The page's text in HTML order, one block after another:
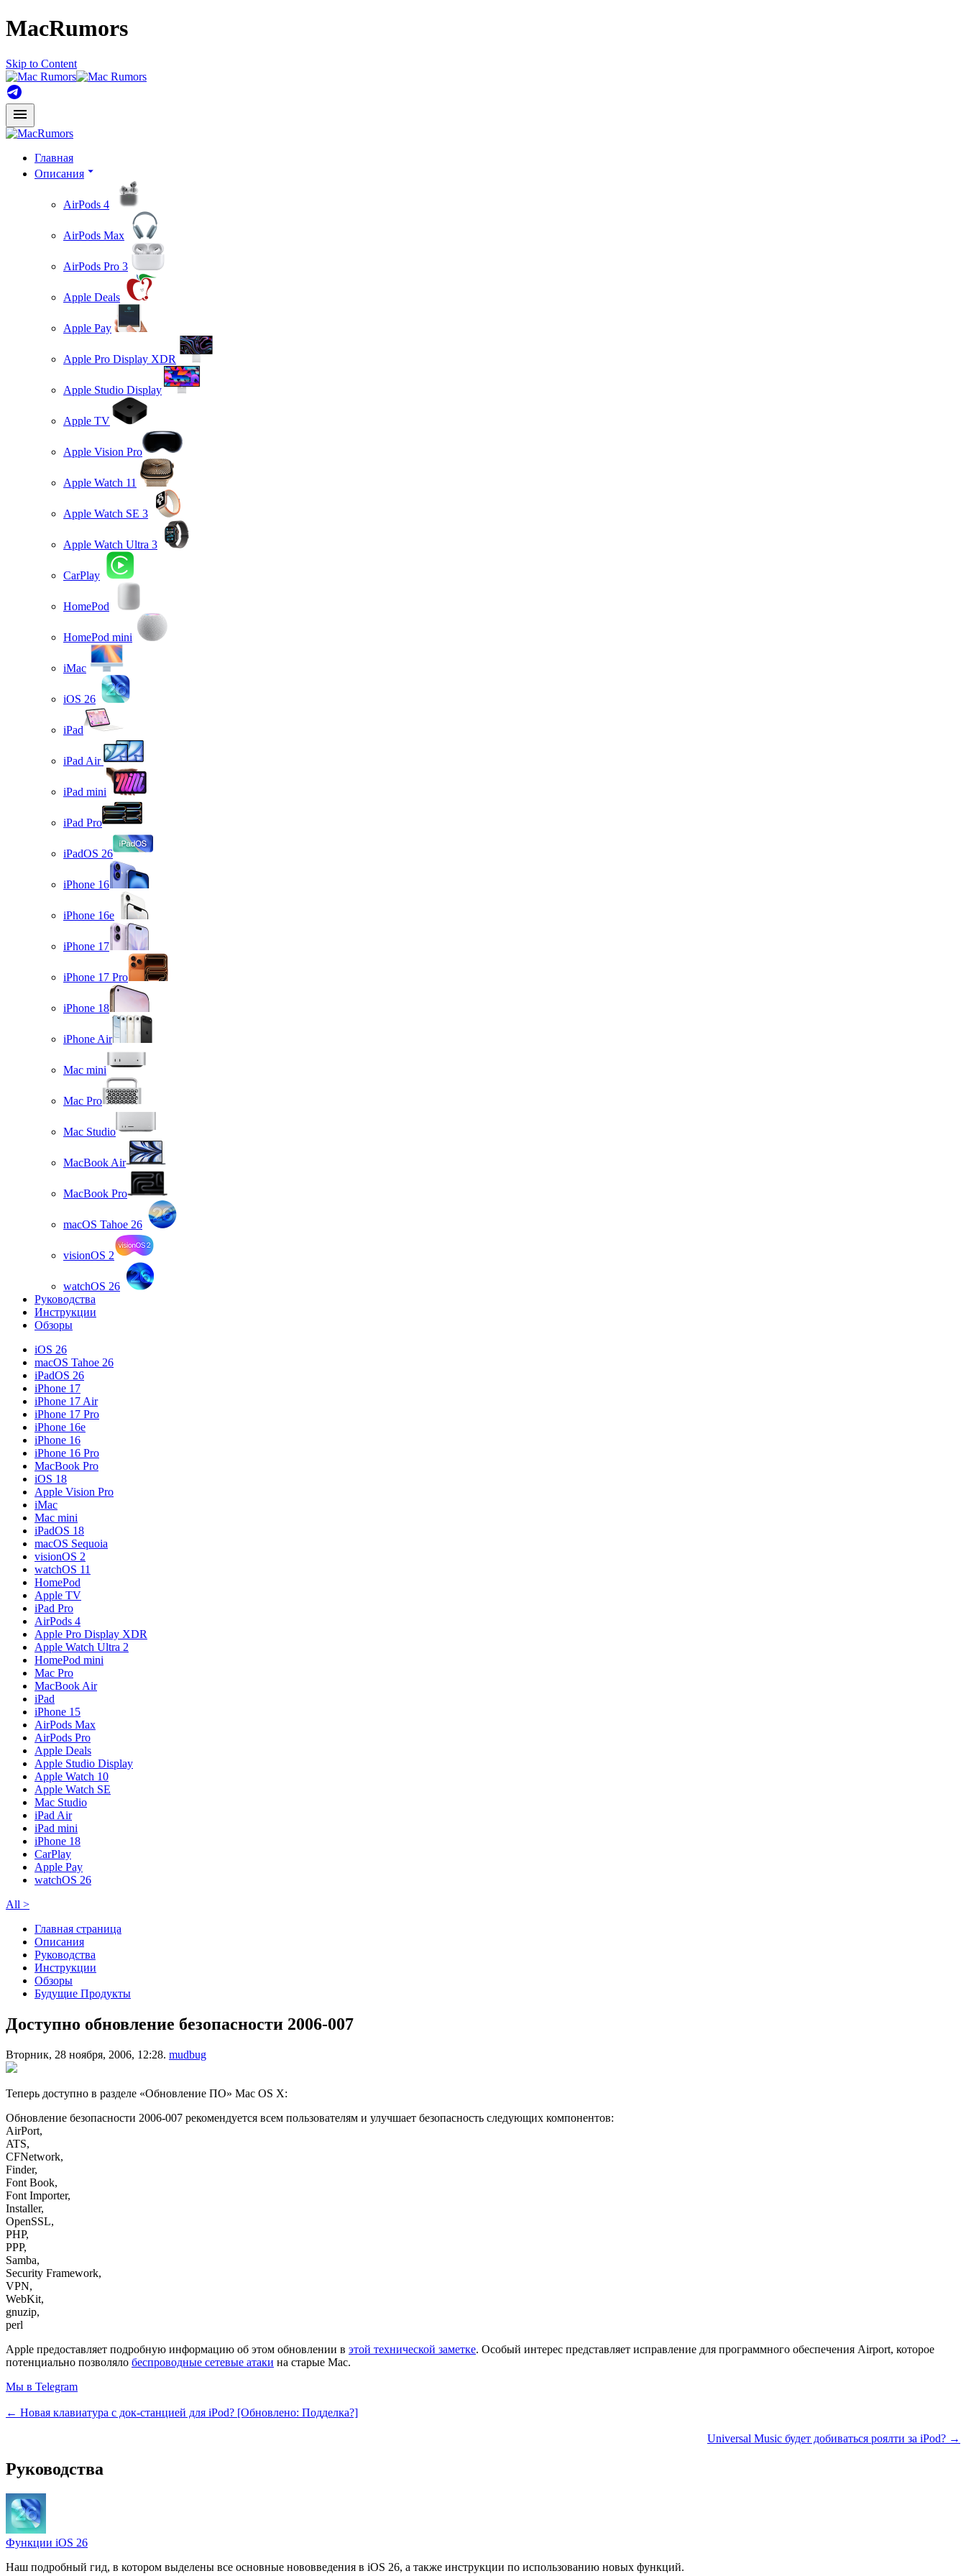
MacRumors
Skip to Content
Главная
Описания
AirPods 4
AirPods Max
AirPods Pro 3
Apple Deals
Apple Pay
Apple Pro Display XDR
Apple Studio Display
Apple TV
Apple Vision Pro
Apple Watch 11
Apple Watch SE 3
Apple Watch Ultra 3
CarPlay
HomePod
HomePod mini
iMac
iOS 26
iPad
iPad Air
iPad mini
iPad Pro
iPadOS 26
iPhone 16
iPhone 16e
iPhone 17
iPhone 17 Pro
iPhone 18
iPhone Air
Mac mini
Mac Pro
Mac Studio
MacBook Air
MacBook Pro
macOS Tahoe 26
visionOS 2
watchOS 26
Руководства
Инструкции
Обзоры
iOS 26
macOS Tahoe 26
iPadOS 26
iPhone 17
iPhone 17 Air
iPhone 17 Pro
iPhone 16e
iPhone 16
iPhone 16 Pro
MacBook Pro
iOS 18
Apple Vision Pro
iMac
Mac mini
iPadOS 18
macOS Sequoia
visionOS 2
watchOS 11
HomePod
Apple TV
iPad Pro
AirPods 4
Apple Pro Display XDR
Apple Watch Ultra 2
HomePod mini
Mac Pro
MacBook Air
iPad
iPhone 15
AirPods Max
AirPods Pro
Apple Deals
Apple Studio Display
Apple Watch 10
Apple Watch SE
Mac Studio
iPad Air
iPad mini
iPhone 18
CarPlay
Apple Pay
watchOS 26
All >
Главная страница
Описания
Руководства
Инструкции
Обзоры
Будущие Продукты
Доступно обновление безопасности 2006-007
Вторник, 28 ноября, 2006, 12:28. mudbug
Теперь доступно в разделе «Обновление ПО» Mac OS X:
Обновление безопасности 2006-007 рекомендуется всем пользователям и улучшает безопасность следующих компонентов:
AirPort,
ATS,
CFNetwork,
Finder,
Font Book,
Font Importer,
Installer,
OpenSSL,
PHP,
PPP,
Samba,
Security Framework,
VPN,
WebKit,
gnuzip,
perl
Apple предоставляет подробную информацию об этом обновлении в этой технической заметке. Особый интерес представляет исправление для программного обеспечения Airport, которое
потенциально позволяло беспроводные сетевые атаки на старые Mac.
Мы в Telegram
← Новая клавиатура с док-станцией для iPod? [Обновлено: Подделка?]
Universal Music будет добиваться роялти за iPod? →
Руководства
Функции iOS 26
Наш подробный гид, в котором выделены все основные нововведения в iOS 26, а также инструкции по использованию новых функций.